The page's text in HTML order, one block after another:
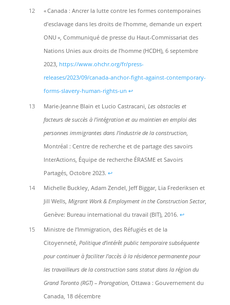
12
« Canada : Ancrer la lutte contre les formes contemporaines
d’esclavage dans les droits de l’homme, demande un expert
ONU », Communiqué de presse du Haut-Commissariat des
Nations Unies aux droits de l’homme (HCDH), 6 septembre
2023, https://www.ohchr.org/fr/press-
releases/2023/09/canada-anchor-fight-against-contemporary-
forms-slavery-human-rights-un ↩︎
13
Marie-Jeanne Blain et Lucio Castracani, Les obstacles et
facteurs de succès à l’intégration et au maintien en emploi des
personnes immigrantes dans l’industrie de la construction,
Montréal : Centre de recherche et de partage des savoirs
InterActions, Équipe de recherche ÉRASME et Savoirs
Partagés, Octobre 2023. ↩︎
14
Michelle Buckley, Adam Zendel, Jeff Biggar, Lia Frederiksen et
Jill Wells, Migrant Work & Employment in the Construction Sector,
Genève: Bureau international du travail (BIT), 2016. ↩︎
15
Ministre de l’Immigration, des Réfugiés et de la
Citoyenneté, Politique d’intérêt public temporaire subséquente
pour continuer à faciliter l’accès à la résidence permanente pour
les travailleurs de la construction sans statut dans la région du
Grand Toronto (RGT) – Prorogation, Ottawa : Gouvernement du
Canada, 18 décembre